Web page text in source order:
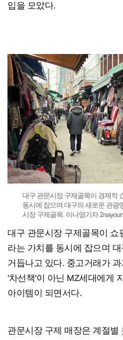
입을 모았다.
대구 관문시장 구제골목이 경제적
동시에 잡으며 대구의 새로운 관광
시장 구제골목. 이나영기자
대구 관문시장 구제골목이 쇼
라는 가치를 동시에 잡으며
거듭나고 있다. 중고거래가
'차선책'이 아닌 MZ세대에게
아이템이 되면서다.
관문시장 구제 매장은 계절별